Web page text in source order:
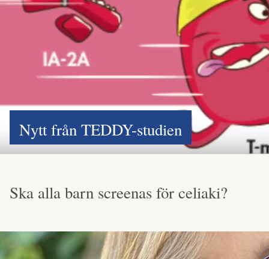
Nytt från TEDDY-studien
Ska alla barn screenas för celiaki?